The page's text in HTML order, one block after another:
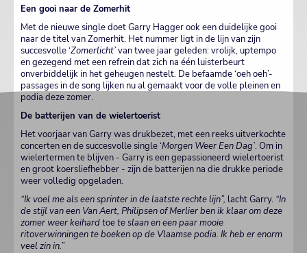
Een gooi naar de Zomerhit
Met de nieuwe single doet Garry Hagger ook een duidelijke gooi
naar de titel van Zomerhit. Het nummer ligt in de lijn van zijn
succesvolle ‘Zomerlicht’van twee jaar geleden: vrolijk, uptempo
en gezegend met een refrein dat zich na één luisterbeurt
onverbiddelijk in het geheugen nestelt. De befaamde ‘oeh oeh’-
passages in de song lijken nu al gemaakt voor de volle pleinen en
podia deze zomer.
De batterijen van de wielertoerist
Het voorjaar van Garry was drukbezet, met een reeks uitverkochte
concerten en de succesvolle single ‘Morgen Weer Een Dag’. Om in
wielertermen te blijven - Garry is een gepassioneerd wielertoerist
en groot koersliefhebber - zijn de batterijen na die drukke periode
weer volledig opgeladen.
“Ik voel me als een sprinter in de laatste rechte lijn”, lacht Garry. “In
de stijl van een Van Aert, Philipsen of Merlier ben ik klaar om deze
zomer weer keihard toe te slaan en een paar mooie
ritoverwinningen te boeken op de Vlaamse podia. Ik heb er enorm
veel zin in.”